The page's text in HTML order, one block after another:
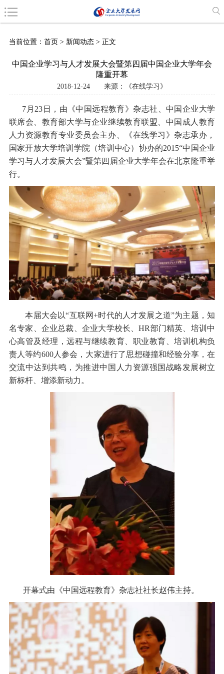
当前位置： 首页 > 新闻动态> 正文
中国企业学习与人才发展大会暨第四届中国企业大学年会
隆重开幕
2018-12-24 来源：《在线学习》
7月23日，由《中国远程教育》杂志社、中国企业大学
联席会、教育部大学与企业继续教育联盟、中国成人教育
人力资源教育专业委员会主办、《在线学习》杂志承办，
国家开放大学培训学院（培训中心）协办的2015“中国企业
学习与人才发展大会”暨第四届企业大学年会在北京隆重举
行。
本届大会以“互联网+时代的人才发展之道”为主题，知
名专家、企业总裁、企业大学校长、HR部门精英、培训中
心高管及经理，远程与继续教育、职业教育、培训机构负
责人等约600人参会，大家进行了思想碰撞和经验分享，在
交流中达到共鸣，为推进中国人力资源强国战略发展树立
新标杆、增添新动力。
开幕式由《中国远程教育》杂志社社长赵伟主持。